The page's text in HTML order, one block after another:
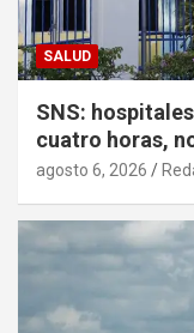
SALUD
SNS:
cuatro horas,
agosto 6, 2026